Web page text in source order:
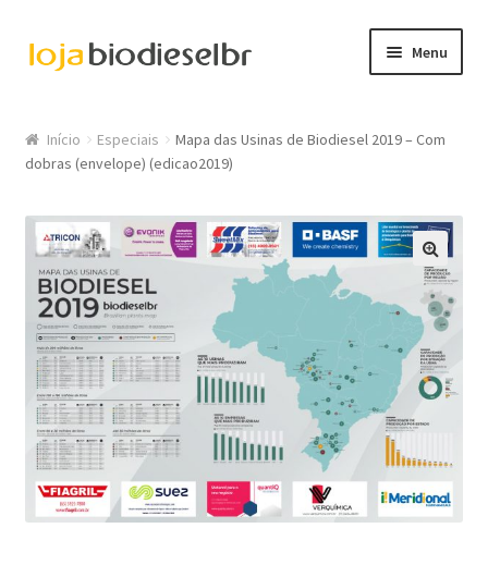
Pular para navegação
Pular para o conteúdo Menu
Carrinho
Finalizar compra
Início Especiais
Mapa das Usinas de Biodiesel 2019 – Com
dobras (envelope) (edicao2019)
🔍